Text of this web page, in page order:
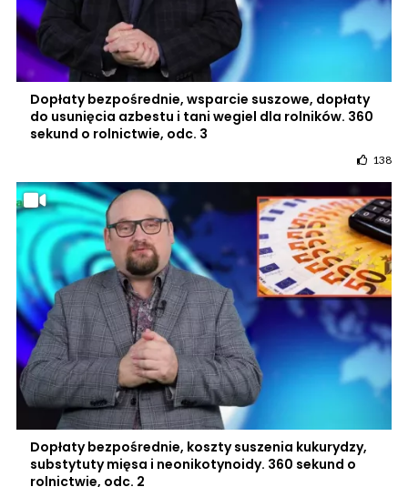
Dopłaty bezpośrednie, wsparcie suszowe, dopłaty
do usunięcia azbestu i tani wegiel dla rolników. 360
sekund o rolnictwie, odc. 3
138
Dopłaty bezpośrednie, koszty suszenia kukurydzy,
substytuty mięsa i neonikotynoidy. 360 sekund o
rolnictwie, odc. 2